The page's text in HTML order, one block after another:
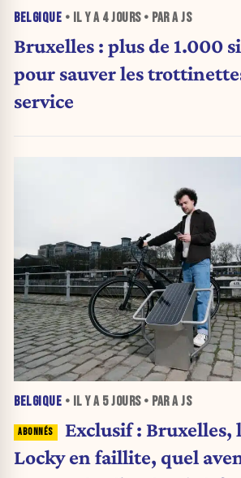
BELGIQUE • IL Y A 4 JOURS• PAR A JS
Bruxelles : plus de 1.000
pour sauver les
service
BELGIQUE • IL Y A 5 JOURS• PAR A JS
Exclusif : Bruxelles,
Locky en faillite, quel